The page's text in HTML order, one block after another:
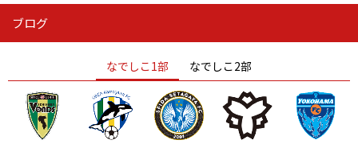
ニッパツ
ニッパツ 名古屋
石人の星
静岡 愛媛Ｌ
ブログ
なでしこ1部 なでしこ2部